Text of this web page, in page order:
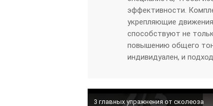
эффективности.
укрепляющие
способствуют не
повышению общего
индивидуален, и
3 главных упражнения от сколеоза